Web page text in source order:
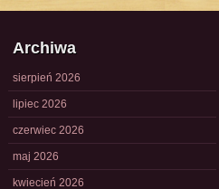
Archiwa
sierpień 2026
lipiec 2026
czerwiec 2026
maj 2026
kwiecień 2026